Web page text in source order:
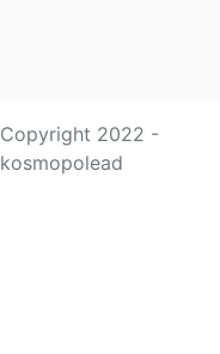
Copyright 2022 -
kosmopolead